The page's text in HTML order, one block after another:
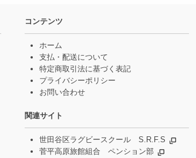
コンテンツ
ホーム
支払・配送について
特定商取引法に基づく表記
プライバシーポリシー
お問い合わせ
関連サイト
世田谷区ラグビースクール S.R.F.S
菅平高原旅館組合 ペンション部